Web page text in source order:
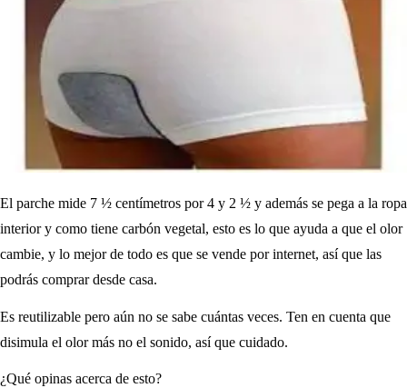
El parche mide 7 ½ centímetros por 4 y 2 ½ y además se pega a la ropa
interior y como tiene carbón vegetal, esto es lo que ayuda a que el olor
cambie, y lo mejor de todo es que se vende por internet, así que las
podrás comprar desde casa.
Es reutilizable pero aún no se sabe cuántas veces. Ten en cuenta que
disimula el olor más no el sonido, así que cuidado.
¿Qué opinas acerca de esto?